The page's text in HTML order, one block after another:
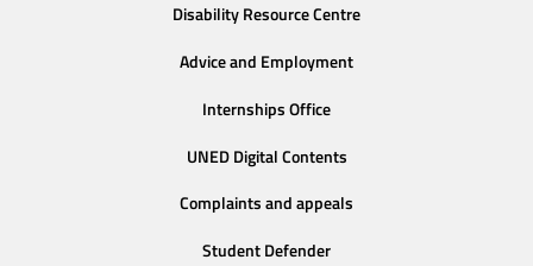
Disability Resource Centre
Advice and Employment
Internships Office
UNED Digital Contents
Complaints and appeals
Student Defender